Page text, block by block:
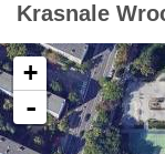
Krasnale
+
-